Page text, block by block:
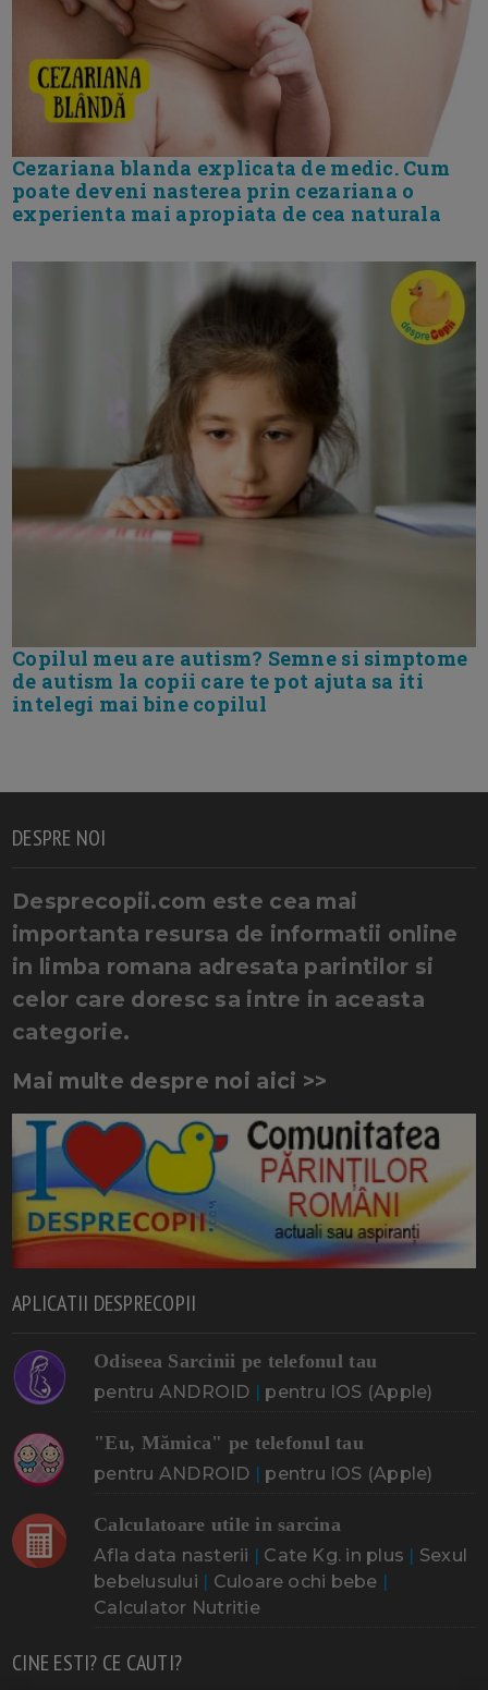
Cezariana blanda explicata de medic. Cum
poate deveni nasterea prin cezariana o
experienta mai apropiata de cea naturala
Copilul meu are autism? Semne si simptome
de autism la copii care te pot ajuta sa iti
intelegi mai bine copilul
DESPRE NOI
Desprecopii.com este cea mai
importanta resursa de informatii online
in limba romana adresata parintilor si
celor care doresc sa intre in aceasta
categorie.
Mai multe despre noi aici >>
APLICATII DESPRECOPII
Odiseea Sarcinii pe telefonul tau
pentru ANDROID | pentru IOS (Apple)
"Eu, Mămica" pe telefonul tau
pentru ANDROID | pentru IOS (Apple)
Calculatoare utile in sarcina
Afla data nasterii | Cate Kg. in plus | Sexul
bebelusului | Culoare ochi bebe |
Calculator Nutritie
CINE ESTI? CE CAUTI?